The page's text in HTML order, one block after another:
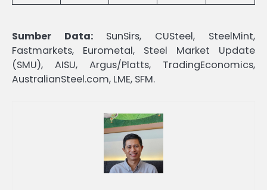
Sumber Data: SunSirs, CUSteel, SteelMint,
Fastmarkets, Eurometal, Steel Market Update
(SMU), AISU, Argus/Platts, TradingEconomics,
AustralianSteel.com, LME, SFM.